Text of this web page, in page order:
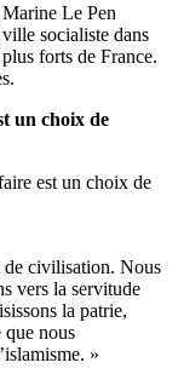
Le Pen
socialiste dans
forts de France.
un choix de
est un choix de
de civilisation. Nous
vers la servitude
la patrie,
que nous
»